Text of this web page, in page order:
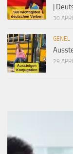
|
30
GENEL
29